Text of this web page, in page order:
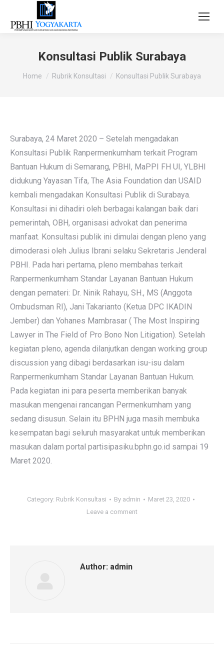
Konsultasi Publik Surabaya
You are here:
Home Rubrik Konsultasi Konsultasi Publik Surabaya
Surabaya, 24 Maret 2020 – Setelah mengadakan
Konsultasi Publik Ranpermenkumham terkait Program
Bantuan Hukum di Semarang, PBHI, MaPPI FH UI, YLBHI
didukung Yayasan Tifa, The Asia Foundation dan USAID
kembali mengadakan Konsultasi Publik di Surabaya.
Konsultasi ini dihadiri oleh berbagai kalangan baik dari
pemerintah, OBH, organisasi advokat dan penerima
manfaat. Konsultasi publik ini dimulai dengan pleno yang
dimoderasi oleh Julius Ibrani selaku Sekretaris Jenderal
PBHI. Pada hari pertama, pleno membahas terkait
Ranpermenkumham Standar Layanan Bantuan Hukum
dengan pemateri: Dr. Ninik Rahayu, SH., MS (Anggota
Ombudsman RI), Jani Takarianto (Ketua DPC IKADIN
Jember) dan Yohanes Mambrasar ( The Most Inspiring
Lawyer in The Field of Pro Bono Non Litigation). Setelah
kegiatan pleno, agenda dilanjutkan dengan working group
discussion yang dibagi berdasarkan isu-isu dalam
Ranpermenkumham Standar Layanan Bantuan Hukum.
Pada kegiatan ini para peserta memberikan banyak
masukan mengenai rancangan Permenkumham yang
sedang disusun. Selain itu BPHN juga masih membuka
kesempatan bagi seluruh masyarakat untuk memberikan
masukan dalam portal partisipasiku.bphn.go.id sampai 19
Maret 2020.
Category: Rubrik Konsultasi By admin
Maret 23, 2020
Leave a comment
Author: admin